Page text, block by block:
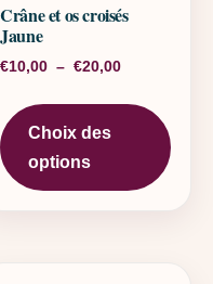
à €20,00
a plusieurs variations.
Crâne et os croisés
Jaune
€10,00 – €20,00Plage de
Choix des
options